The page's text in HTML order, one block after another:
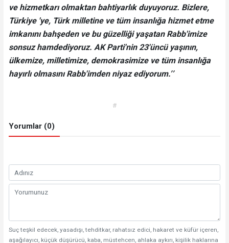
ve hizmetkarı olmaktan bahtiyarlık duyuyoruz. Bizlere,
Türkiye 'ye, Türk milletine ve tüm insanlığa hizmet etme
imkanını bahşeden ve bu güzelliği yaşatan Rabb'imize
sonsuz hamdediyoruz. AK Parti'nin 23'üncü yaşının,
ülkemize, milletimize, demokrasimize ve tüm insanlığa
hayırlı olmasını Rabb'imden niyaz ediyorum.’’
#
Yorumlar (0)
Suç teşkil edecek, yasadışı, tehditkar, rahatsız edici, hakaret ve küfür içeren,
aşağılayıcı, küçük düşürücü, kaba, müstehcen, ahlaka aykırı, kişilik haklarına